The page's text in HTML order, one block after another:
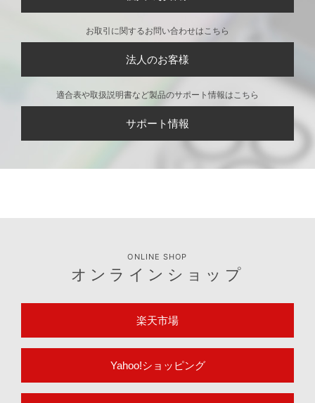
お取引に関するお問い合わせはこちら
法人のお客様
適合表や取扱説明書など製品のサポート情報はこちら
サポート情報
ONLINE SHOP
オンラインショップ
楽天市場
Yahoo!ショッピング